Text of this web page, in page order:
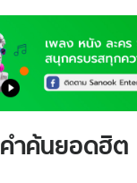
คำค้นยอดฮิต